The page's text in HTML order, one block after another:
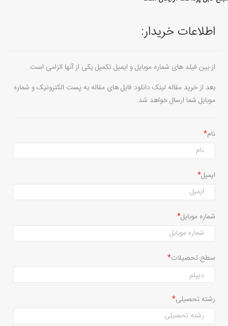
اطلاعات خریدار:
از بین فیلد های شماره موبایل و ایمیل تکمیل یکی از آنها الزامی است.
بعد از خرید مقاله لینک دانلود فایل های مقاله به پست الکترونیک و شماره
موبایل شما ارسال خواهد شد.
نام
ایمیل
شماره موبایل
سطح تحصیلات
رشته تحصیلی